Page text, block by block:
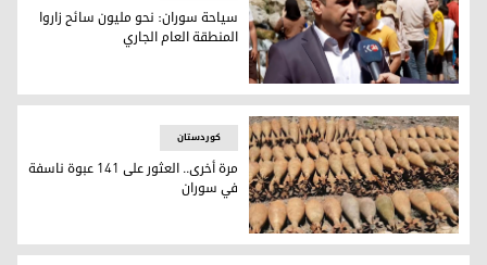
سياحة سوران: نحو مليون سائح زاروا المنطقة العام الجاري
سياحة سوران: نحو مليون سائح زاروا
المنطقة العام الجاري
مرة أخرى.. العثور على 141 عبوة ناسفة في سوران
کوردستان
مرة أخرى.. العثور على 141 عبوة ناسفة
في سوران